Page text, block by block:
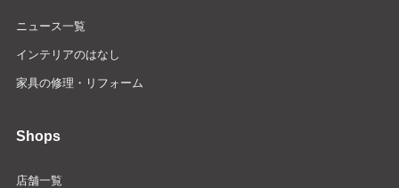
ニュース一覧
インテリアのはなし
家具の修理・リフォーム
Shops
店舗一覧